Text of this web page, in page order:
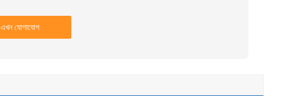
এখন যোগাযোগ